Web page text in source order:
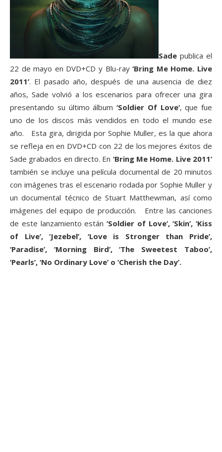
Sade publica el
22 de mayo en DVD+CD y Blu-ray‘Bring Me Home. Live
2011’. El pasado año, después de una ausencia de diez
años, Sade volvió a los escenarios para ofrecer una gira
presentando su último álbum ‘Soldier Of Love’, que fue
uno de los discos más vendidos en todo el mundo ese
año. Esta gira, dirigida por Sophie Muller, es la que ahora
se refleja en en DVD+CD con 22 de los mejores éxitos de
Sade grabados en directo. En ‘Bring Me Home. Live 2011’
también se incluye una película documental de 20 minutos
con imágenes tras el escenario rodada por Sophie Muller y
un documental técnico de Stuart Matthewman, así como
imágenes del equipo de producción. Entre las canciones
de este lanzamiento están ‘Soldier of Love’, ‘Skin’, ‘Kiss
of Live’, ‘Jezebel’, ‘Love is Stronger than Pride’,
‘Paradise’, ‘Morning Bird’, ‘The Sweetest Taboo’,
‘Pearls’, ‘No Ordinary Love’ o ‘Cherish the Day’.